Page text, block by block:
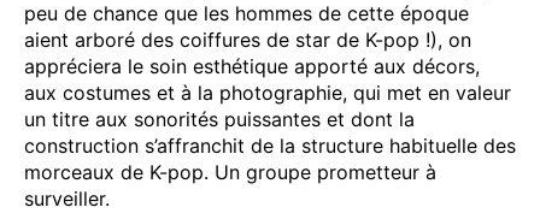
peu de chance que les hommes de cette époque
aient arboré des coiffures de star de K-pop !), on
appréciera le soin esthétique apporté aux décors,
aux costumes et à la photographie, qui met en valeur
un titre aux sonorités puissantes et dont la
construction s’affranchit de la structure habituelle des
morceaux de K-pop. Un groupe prometteur à
surveiller.